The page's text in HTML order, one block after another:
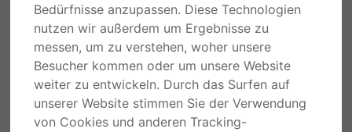
Bedürfnisse anzupassen. Diese Technologien
nutzen wir außerdem um Ergebnisse zu
messen, um zu verstehen, woher unsere
Besucher kommen oder um unsere Website
weiter zu entwickeln. Durch das Surfen auf
unserer Website stimmen Sie der Verwendung
von Cookies und anderen Tracking-